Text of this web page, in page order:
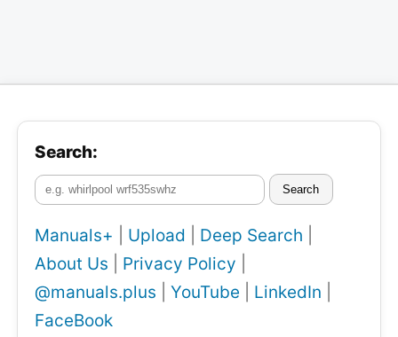
Search:
Search
Manuals+ Upload Deep Search
About Us
Privacy Policy
@manuals.plus
YouTube LinkedIn
FaceBook